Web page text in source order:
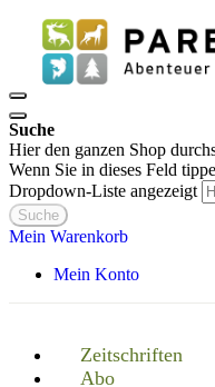
Suche
Hier den ganzen Shop
Wenn Sie in dieses Feld
Dropdown-Liste angezeigt
Suche
Mein Warenkorb
Mein Konto
Zeitschriften
Abo